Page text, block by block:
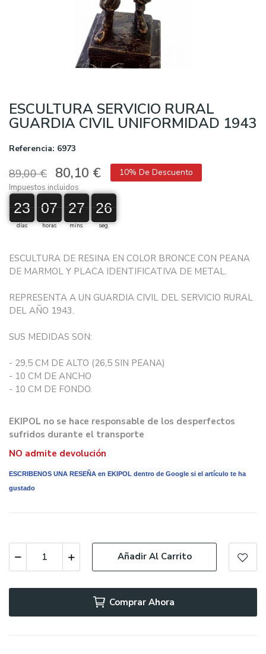
ESCULTURA SERVICIO RURAL
GUARDIA CIVIL UNIFORMIDAD 1943
Referencia: 6973
89,00 € 80,10 € 10% De Descuento
Impuestos incluidos
23
23
00
días
07
07
00
horas
27
27
00
mins.
26
25
26
seg.
ESCULTURA DE RESINA EN COLOR BRONCE CON PEANA
DE MARMOL Y PLACA IDENTIFICATIVA DE METAL.
REPRESENTA A UN GUARDIA CIVIL DEL SERVICIO RURAL
DEL AÑO 1943.
SUS MEDIDAS SON:
- 29,5 CM DE ALTO (26,5 SIN PEANA)
- 10 CM DE ANCHO
- 10 CM DE FONDO.
EKIPOL no se hace responsable de los desperfectos
sufridos durante el transporte
NO admite devolución
ESCRIBENOS UNA RESEÑA en EKIPOL dentro de Google si el artículo te ha
gustado
Añadir Al Carrito
Comprar Ahora